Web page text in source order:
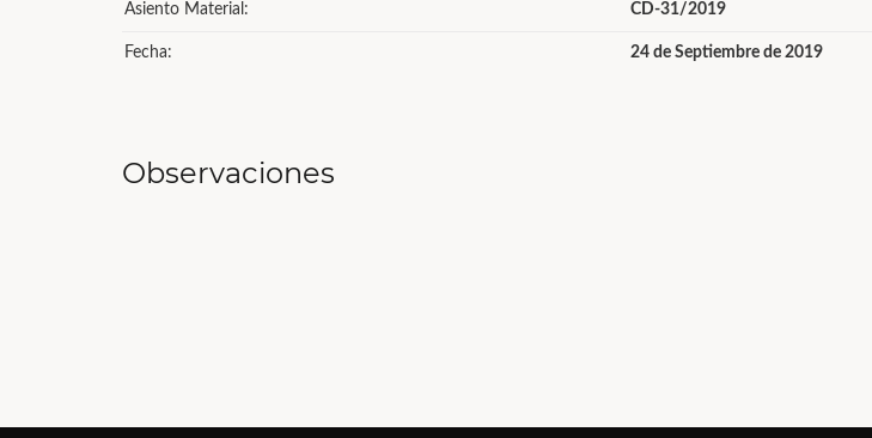
Asiento Material: CD-31/2019
Fecha: 24 de Septiembre de 2019
Observaciones